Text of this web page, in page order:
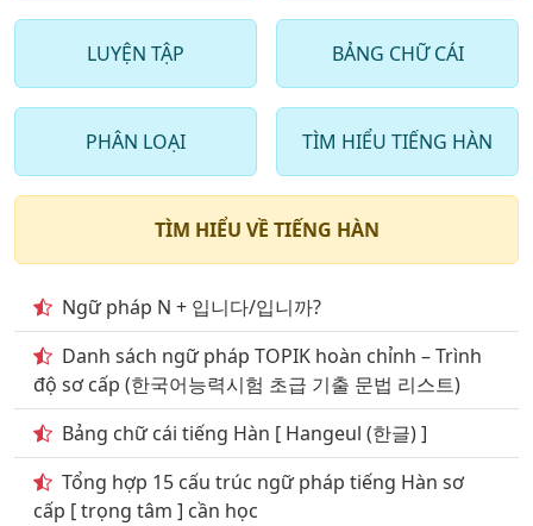
. Từ vựng tiếng hàn quốc Chủ đề các loài đồ vật, vật
13. Những Từ vựng tiếng hàn quốc về Chủ đề giai trí
đề giao dục đào tạo
. Những Từ vựng tiếng hàn quốc nói về Chủ đề
Giao thông đi lại
16. Từ vựng tiếng hàn Chủ đề kiến trúc Những công
trình kiến trúc
17. Những Từ vựng tiếng hàn quốc nói về Chủ đề môi
trường
18 . Những Từ vựng tiếng hàn quốc nói về Chủ đề
mua săm shopping
LUYỆN TẬP BẢNG CHỮ CÁI
PHÂN LOẠI TÌM HIỂU TIẾNG HÀN
TÌM HIỂU VỀ TIẾNG HÀN
Ngữ pháp N + 입니다/입니까?
Danh sách ngữ pháp TOPIK hoàn chỉnh – Trình
độ sơ cấp (한국어능력시험 초급 기출 문법 리스트)
Bảng chữ cái tiếng Hàn [ Hangeul (한글) ]
Tổng hợp 15 cấu trúc ngữ pháp tiếng Hàn sơ
cấp [ trọng tâm ] cần học